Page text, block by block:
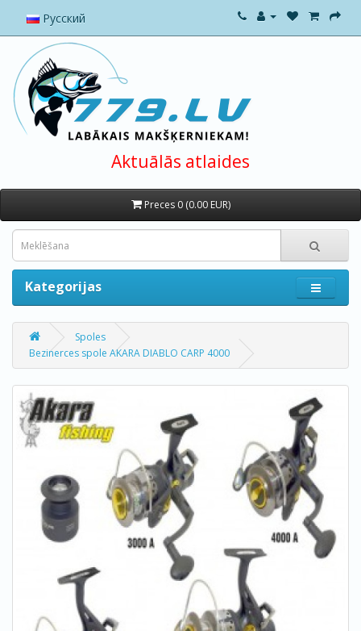
Русский
Aktuālās atlaides
Preces 0 (0.00 EUR)
Kategorijas
Spoles
Bezinerces spole AKARA DIABLO CARP 4000